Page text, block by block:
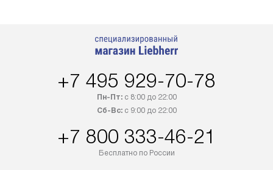
+7 495 929-70-78
Пн-Пт:с 8:00 до 22:00
Сб-Вс:с 9:00 до 22:00
+7 800 333-46-21
Бесплатно по России